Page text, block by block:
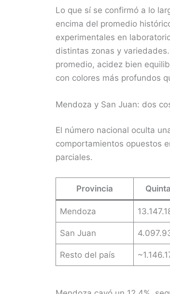
Lo que sí se confirmó a lo
encima del promedio
experimentales en
distintas zonas y
promedio, acidez bien
con colores más profundos
Mendoza y San Juan: dos
El número nacional oculta
comportamientos opuestos
parciales.
Provincia
Mendoza
San Juan
Resto del país